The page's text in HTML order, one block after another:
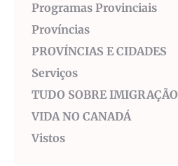
Programas Provinciais
Províncias
PROVÍNCIAS E CIDADES
Serviços
TUDO SOBRE IMIGRAÇÃO
VIDA NO CANADÁ
Vistos